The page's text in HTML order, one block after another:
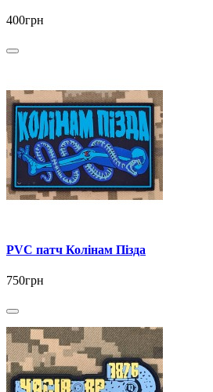
400грн
PVC патч Колінам Пізда
750грн